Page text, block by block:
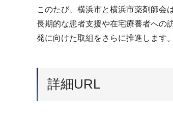
このたび、横浜市と横浜市薬剤師会
長期的な患者支援や在宅療養者への
発に向けた取組をさらに推進します。
詳細URL